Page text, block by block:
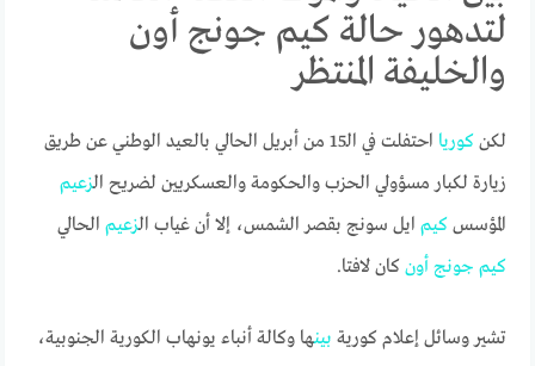
لتدهور حالة كيم جونج أون
والخليفة المنتظر
لكنكوريا
احتفلت في الـ15 من أبريل الحالي بالعيد الوطني عن طريق
زيارة لكبار مسؤولي الحزب والحكومة والعسكريين لضريح الزعيم
المؤسسكيم ايل سونج بقصر الشمس، إلا أن غياب الزعيم الحالي
كيم جونج أون كان لافتا.
تشير وسائل إعلام كورية بينها وكالة أنباء يونهاب الكورية الجنوبية،